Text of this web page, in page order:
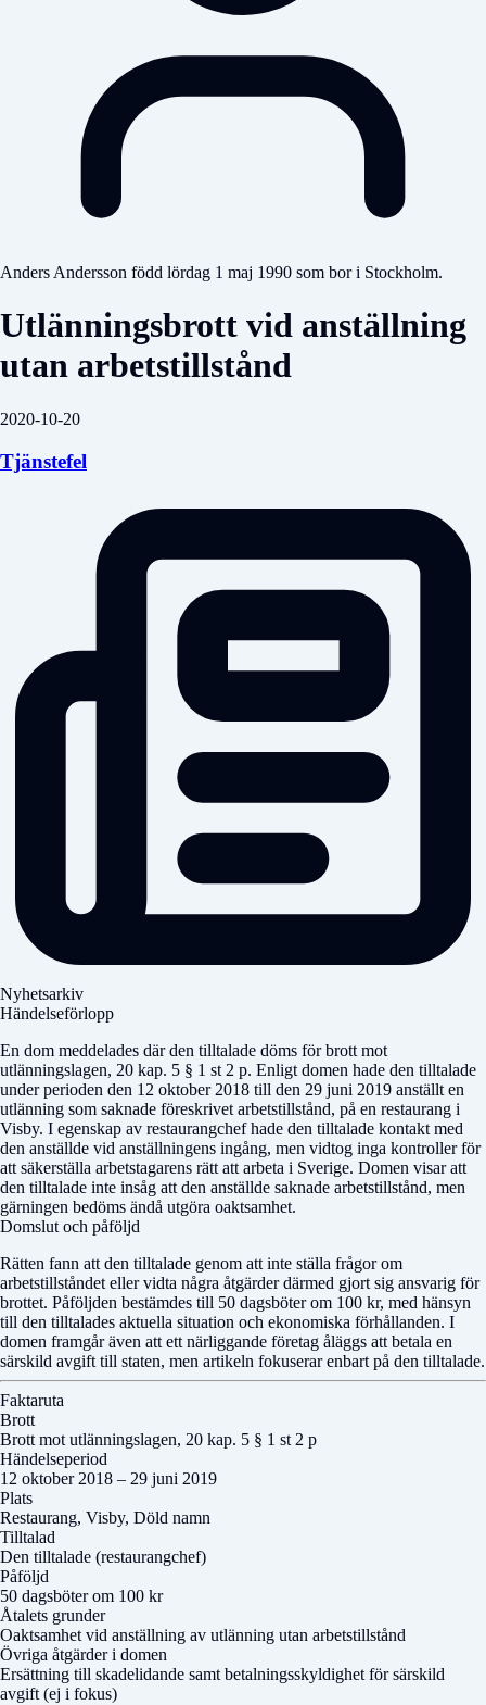
Anders Andersson född lördag 1 maj 1990 som bor i Stockholm.
Utlänningsbrott vid anställning
utan arbetstillstånd
2020-10-20
Tjänstefel
Nyhetsarkiv
Händelseförlopp
En dom meddelades där den tilltalade döms för brott mot
utlänningslagen, 20 kap. 5 § 1 st 2 p. Enligt domen hade den tilltalade
under perioden den 12 oktober 2018 till den 29 juni 2019 anställt en
utlänning som saknade föreskrivet arbetstillstånd, på en restaurang i
Visby. I egenskap av restaurangchef hade den tilltalade kontakt med
den anställde vid anställningens ingång, men vidtog inga kontroller för
att säkerställa arbetstagarens rätt att arbeta i Sverige. Domen visar att
den tilltalade inte insåg att den anställde saknade arbetstillstånd, men
gärningen bedöms ändå utgöra oaktsamhet.
Domslut och påföljd
Rätten fann att den tilltalade genom att inte ställa frågor om
arbetstillståndet eller vidta några åtgärder därmed gjort sig ansvarig för
brottet. Påföljden bestämdes till 50 dagsböter om 100 kr, med hänsyn
till den tilltalades aktuella situation och ekonomiska förhållanden. I
domen framgår även att ett närliggande företag åläggs att betala en
särskild avgift till staten, men artikeln fokuserar enbart på den tilltalade.
Faktaruta
Brott
Brott mot utlänningslagen, 20 kap. 5 § 1 st 2 p
Händelseperiod
12 oktober 2018 – 29 juni 2019
Plats
Restaurang, Visby, Döld namn
Tilltalad
Den tilltalade (restaurangchef)
Påföljd
50 dagsböter om 100 kr
Åtalets grunder
Oaktsamhet vid anställning av utlänning utan arbetstillstånd
Övriga åtgärder i domen
Ersättning till skadelidande samt betalningsskyldighet för särskild
avgift (ej i fokus)